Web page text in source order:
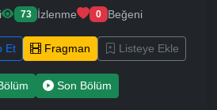
73 İzlenme 0 Beğeni
Et Fragman Listeye Ekle
Son Bölüm